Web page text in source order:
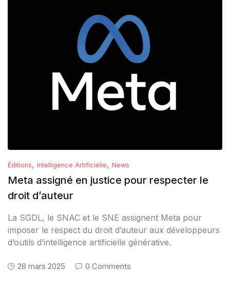
Éditions, Intelligence Artificielle, News
Meta assigné en justice pour respecter le
droit d’auteur
La SGDL, le SNAC et le SNE assignent Meta pour
imposer le respect du droit d’auteur aux développeurs
d’outils d’intelligence artificielle générative.
28 mars 2025 0 Comments